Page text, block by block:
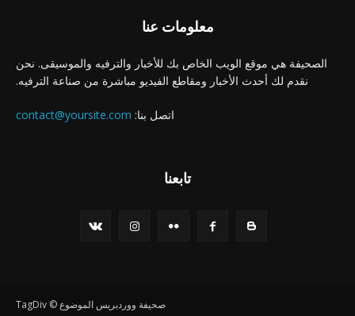
معلومات عنا
الصحيفة هي موقع الويب الخاص بك للأخبار والترفيه والموسيقى. نحن
نقدم لك أحدث الأخبار ومقاطع الفيديو مباشرة من صناعة الترفيه.
اتصل بنا: contact@yoursite.com
تابعنا
صحيفة ووردبريس الموضوع © TagDiv